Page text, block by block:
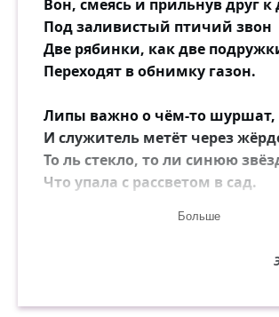
Вон, смеясь и прильнув друг к
Под заливистый птичий звон
Две рябинки, как две
Переходят в обнимку газон.
Липы важно о чём-то шуршат,
И служитель метёт через
То ль стекло, то ли синюю
Что упала с рассветом в сад.
Листопад полыхает, вьюжит,
Словно сторожем важно
Больше